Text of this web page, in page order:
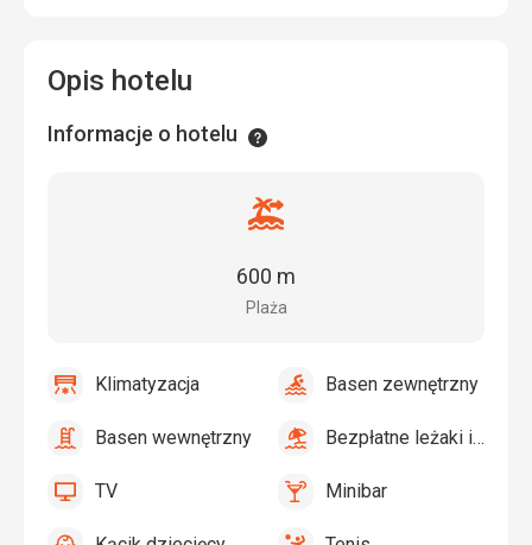
Opis hotelu
Informacje o hotelu Informacje
Odległość
plaży
Plaża
600 m
Klimatyzacja
Klimatyzacja
tak
BasenBasen zewnętrzny
tak
BasenBasen wewnętrzny
tak
Bezpłatne
i
Bezpłatne leżaki i parasole przy basenie
tak
TV TV
tak
Minibar,Minibar
tak